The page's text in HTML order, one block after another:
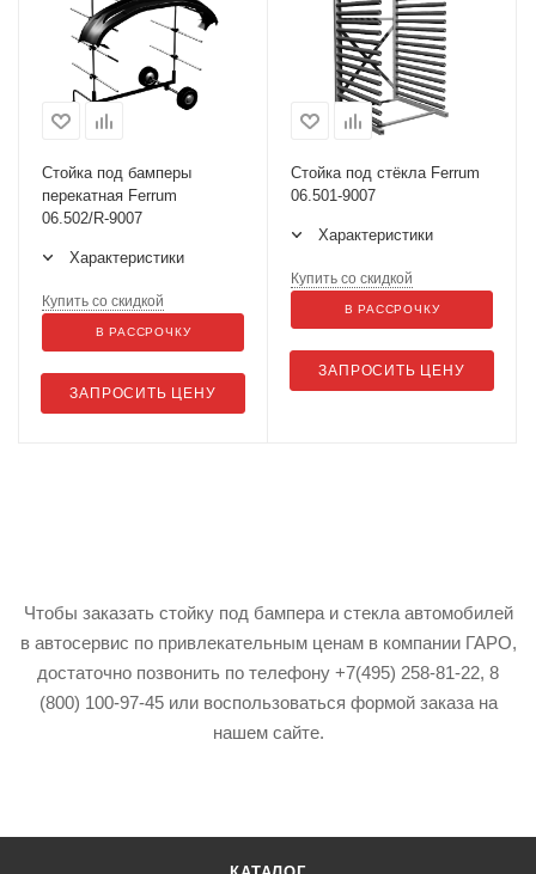
Стойка под бамперы
перекатная Ferrum
06.502/R-9007
Характеристики
ЗАПРОСИТЬ ЦЕНУ
Купить со скидкой
В РАССРОЧКУ
Стойка под стёкла Ferrum
06.501-9007
Характеристики
ЗАПРОСИТЬ ЦЕНУ
Купить со скидкой
В РАССРОЧКУ
Чтобы заказать стойку под бампера и стекла автомобилей
в автосервис по привлекательным ценам в компании ГАРО,
достаточно позвонить по телефону +7(495) 258-81-22, 8
(800) 100-97-45 или воспользоваться формой заказа на
нашем сайте.